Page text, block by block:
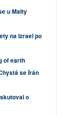
u Malty
na Izrael po
of earth
se Írán
o